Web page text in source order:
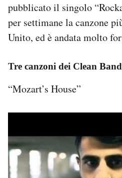
pubblicato il singolo
per settimane la canzone
Unito, ed è andata molto
Tre canzoni dei Clean
“Mozart’s House”